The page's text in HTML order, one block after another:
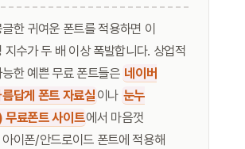
한 귀여운 폰트를 적용하면 이
지수가 두 배 이상 폭발합니다. 상업적
한 예쁜 무료 폰트들은 네이버
답게 폰트 자료실 이나 눈누
료폰트 사이트에서 마음껏
이폰/안드로이드 폰트에 적용해